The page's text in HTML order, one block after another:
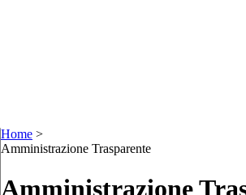
Home >
Amministrazione Trasparente
Amministrazione